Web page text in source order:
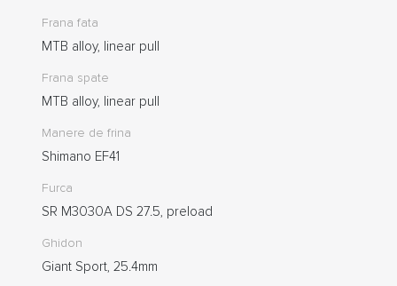
Frana fata
MTB alloy, linear pull
Frana spate
MTB alloy, linear pull
Manere de frina
Shimano EF41
Furca
SR M3030A DS 27.5, preload
Ghidon
Giant Sport, 25.4mm